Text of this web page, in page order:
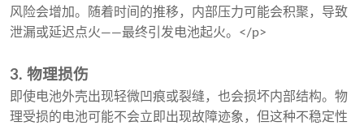
风险会增加。随着时间的推移，内部压力可能会积聚，导致
泄漏或延迟点火——最终引发电池起火。</p>
3. 物理损伤
即使电池外壳出现轻微凹痕或裂缝，也会损坏内部结构。物
理受损的电池可能不会立即出现故障迹象，但这种不稳定性